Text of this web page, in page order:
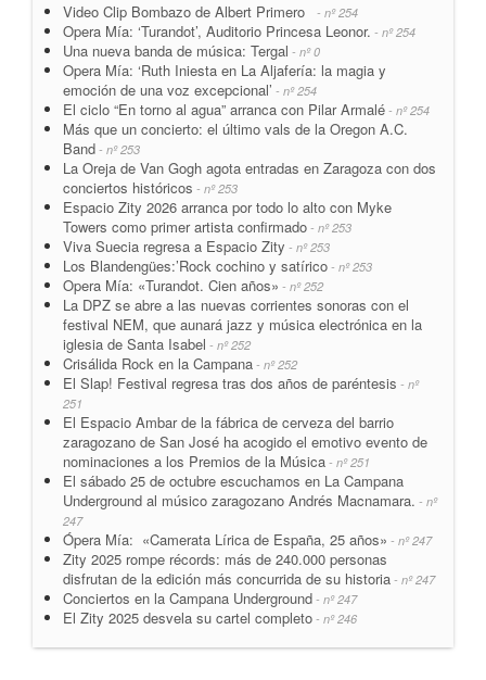
Video Clip Bombazo de Albert Primero - nº 254
Opera Mía: ‘Turandot’, Auditorio Princesa Leonor. - nº 254
Una nueva banda de música: Tergal - nº 0
Opera Mía: ‘Ruth Iniesta en La Aljafería: la magia y
emoción de una voz excepcional’ - nº 254
El ciclo “En torno al agua” arranca con Pilar Armalé - nº 254
Más que un concierto: el último vals de la Oregon A.C.
Band - nº 253
La Oreja de Van Gogh agota entradas en Zaragoza con dos
conciertos históricos - nº 253
Espacio Zity 2026 arranca por todo lo alto con Myke
Towers como primer artista confirmado - nº 253
Viva Suecia regresa a Espacio Zity - nº 253
Los Blandengües:’Rock cochino y satírico - nº 253
Opera Mía: «Turandot. Cien años» - nº 252
La DPZ se abre a las nuevas corrientes sonoras con el
festival NEM, que aunará jazz y música electrónica en la
iglesia de Santa Isabel - nº 252
Crisálida Rock en la Campana - nº 252
El Slap! Festival regresa tras dos años de paréntesis - nº
251
El Espacio Ambar de la fábrica de cerveza del barrio
zaragozano de San José ha acogido el emotivo evento de
nominaciones a los Premios de la Música - nº 251
El sábado 25 de octubre escuchamos en La Campana
Underground al músico zaragozano Andrés Macnamara. - nº
247
Ópera Mía: «Camerata Lírica de España, 25 años» - nº 247
Zity 2025 rompe récords: más de 240.000 personas
disfrutan de la edición más concurrida de su historia - nº 247
Conciertos en la Campana Underground - nº 247
El Zity 2025 desvela su cartel completo - nº 246